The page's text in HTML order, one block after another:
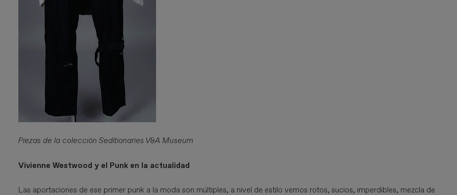
Piezas de la colección Seditionaries V&A Museum
Vivienne Westwood y el Punk en la actualidad
Las aportaciones de ese primer punk a la moda son múltiples, a nivel de estilo vemos rotos, sucios, imperdibles, mezcla de